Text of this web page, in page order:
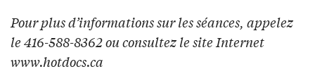
Pour plus d’informations sur les séances, appelez
le 416-588-8362 ou consultez le site Internet
www.hotdocs.ca